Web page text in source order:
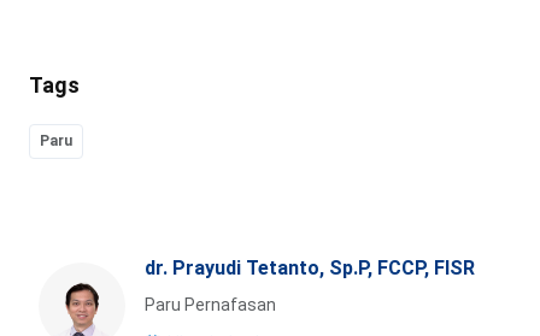
Tags
Paru
dr. Prayudi Tetanto, Sp.P, FCCP, FISR
Paru Pernafasan